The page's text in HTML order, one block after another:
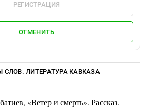
РЕГИСТРАЦИЯ
ОТМЕНИТЬ
ЛИТЕРАТУРА КАВКАЗА
«Ветер и смерть». Рассказ.